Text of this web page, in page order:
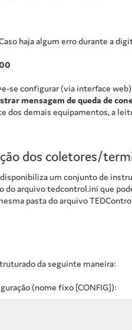
haja algum erro durante a
se configurar (via interface
mensagem de queda de
dos demais equipamentos, a
dos coletores/
um conjunto de
do arquivo tedcontrol.ini que
pasta do arquivo
da seguinte maneira:
(nome fixo [CONFIG]):